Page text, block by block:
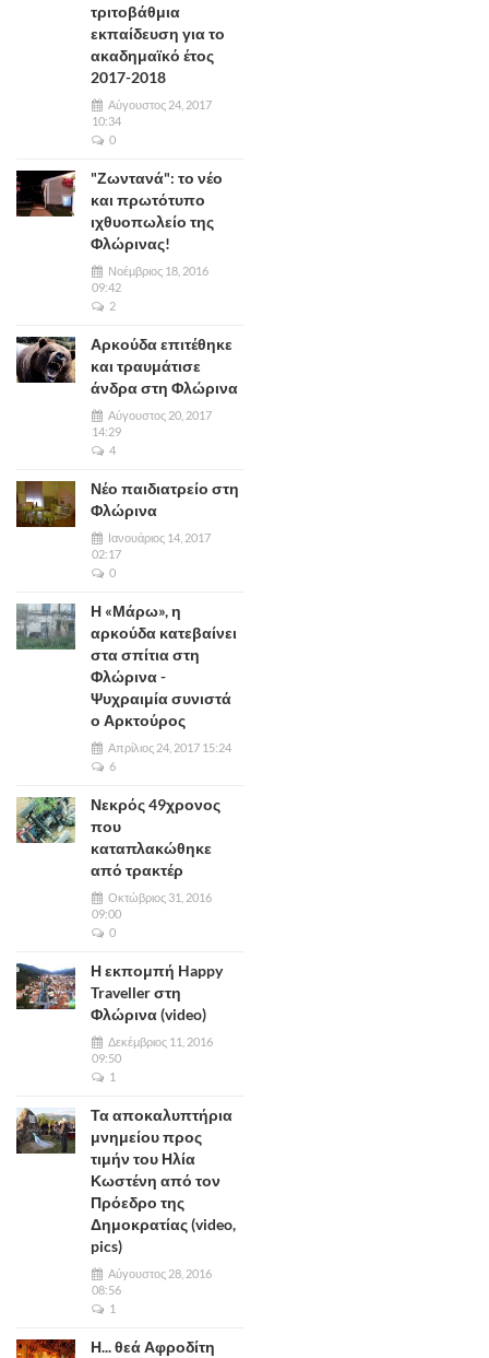
τριτοβάθμια
εκπαίδευση για το
ακαδημαϊκό έτος
2017-2018
Αύγουστος 24, 2017
10:34
0
"Ζωντανά": το νέο
και πρωτότυπο
ιχθυοπωλείο της
Φλώρινας!
Νοέμβριος 18, 2016
09:42
2
Αρκούδα επιτέθηκε
και τραυμάτισε
άνδρα στη Φλώρινα
Αύγουστος 20, 2017
14:29
4
Νέο παιδιατρείο στη
Φλώρινα
Ιανουάριος 14, 2017
02:17
0
Η «Μάρω», η
αρκούδα κατεβαίνει
στα σπίτια στη
Φλώρινα -
Ψυχραιμία συνιστά
ο Αρκτούρος
Απρίλιος 24, 2017 15:24
6
Νεκρός 49χρονος
που
καταπλακώθηκε
από τρακτέρ
Οκτώβριος 31, 2016
09:00
0
Η εκπομπή Happy
Traveller στη
Φλώρινα (video)
Δεκέμβριος 11, 2016
09:50
1
Τα αποκαλυπτήρια
μνημείου προς
τιμήν του Ηλία
Κωστένη από τον
Πρόεδρο της
Δημοκρατίας (video,
pics)
Αύγουστος 28, 2016
08:56
1
Η... θεά Αφροδίτη